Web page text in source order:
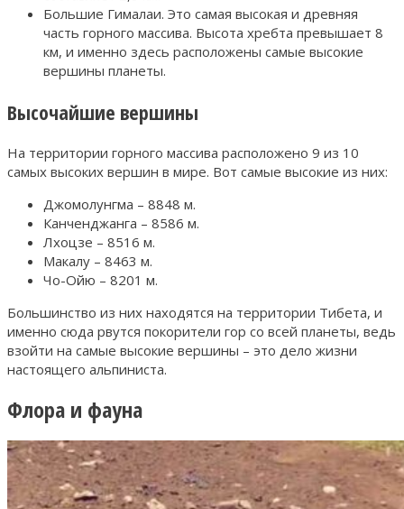
Большие Гималаи. Это самая высокая и древняя
часть горного массива. Высота хребта превышает 8
км, и именно здесь расположены самые высокие
вершины планеты.
Высочайшие вершины
На территории горного массива расположено 9 из 10
самых высоких вершин в мире. Вот самые высокие из них:
Джомолунгма – 8848 м.
Канченджанга – 8586 м.
Лхоцзе – 8516 м.
Макалу – 8463 м.
Чо-Ойю – 8201 м.
Большинство из них находятся на территории Тибета, и
именно сюда рвутся покорители гор со всей планеты, ведь
взойти на самые высокие вершины – это дело жизни
настоящего альпиниста.
Флора и фауна